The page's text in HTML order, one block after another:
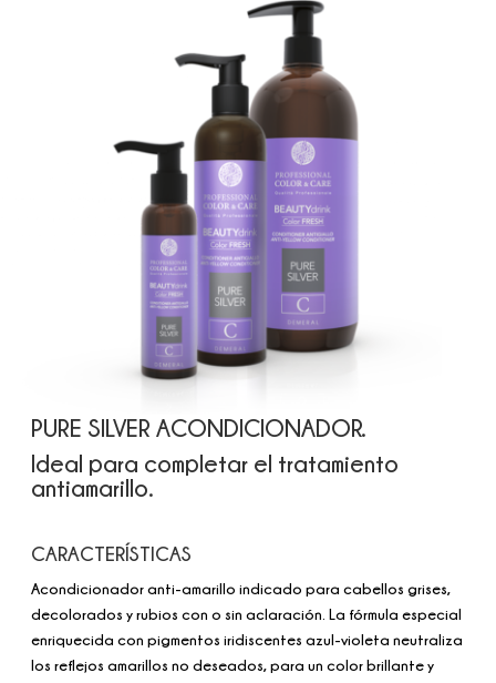
PURE SILVER ACONDICIONADOR.
Ideal para completar el tratamiento
antiamarillo.
CARACTERÍSTICAS
Acondicionador anti-amarillo indicado para cabellos grises,
decolorados y rubios con o sin aclaración. La fórmula especial
enriquecida con pigmentos iridiscentes azul-violeta neutraliza
los reflejos amarillos no deseados, para un color brillante y